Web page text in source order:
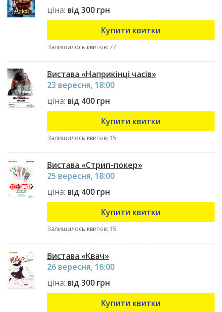
ціна: від 300 грн
Купити квитки
Залишилось квитків: 77
Вистава «Наприкінці часів»
23 вересня, 18:00
ціна: від 400 грн
Купити квитки
Залишилось квитків: 15
Вистава «Стрип-покер»
25 вересня, 18:00
ціна: від 400 грн
Купити квитки
Залишилось квитків: 15
Вистава «Квач»
26 вересня, 16:00
ціна: від 300 грн
Купити квитки